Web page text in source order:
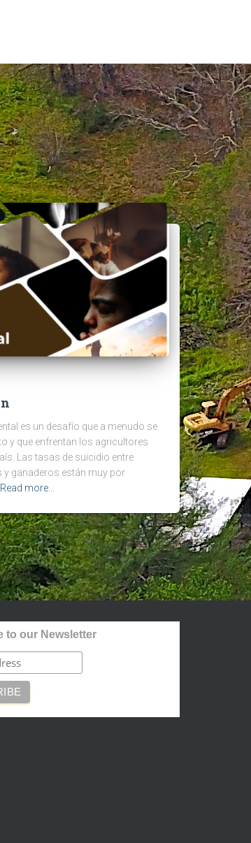
es un desafío que a menudo se
y que enfrentan los agricultores
Las tasas de suicidio entre
y ganaderos están muy por
Read more…
to our Newsletter